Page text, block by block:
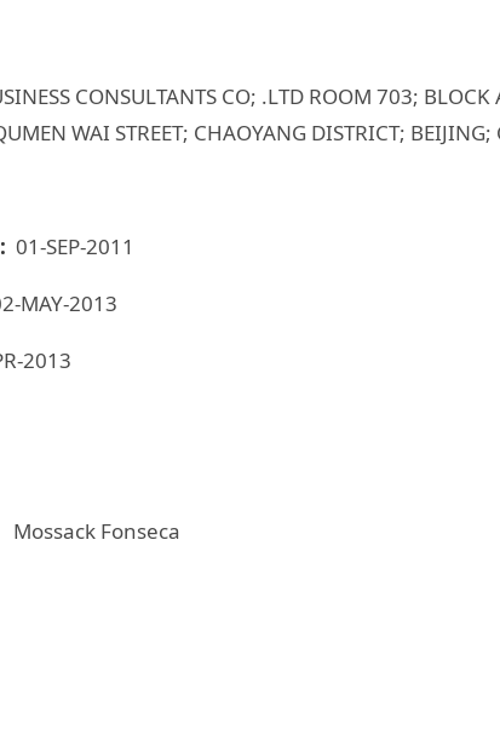
CONSULTANTS CO; .LTD ROOM 703; BLOCK
WAI STREET; CHAOYANG DISTRICT;
01-SEP-2011
MAY-2013
2013
Mossack Fonseca